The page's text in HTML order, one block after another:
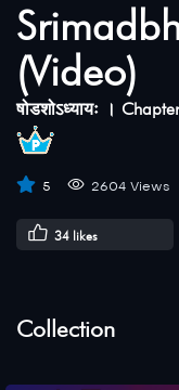
(Video)
षोडशोऽध्यायः ।
5 2604 Views
34 likes
Collection